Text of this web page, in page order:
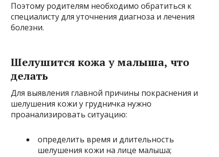
Поэтому родителям необходимо обратиться к
специалисту для уточнения диагноза и лечения
болезни.
Шелушится кожа у малыша, что
делать
Для выявления главной причины покраснения и
шелушения кожи у грудничка нужно
проанализировать ситуацию:
определить время и длительность
шелушения кожи на лице малыша;